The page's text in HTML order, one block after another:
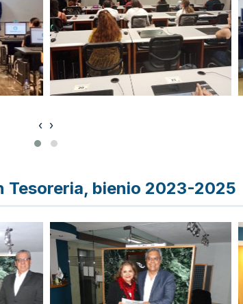
‹ ›
Tesoreria, bienio 2023-2025